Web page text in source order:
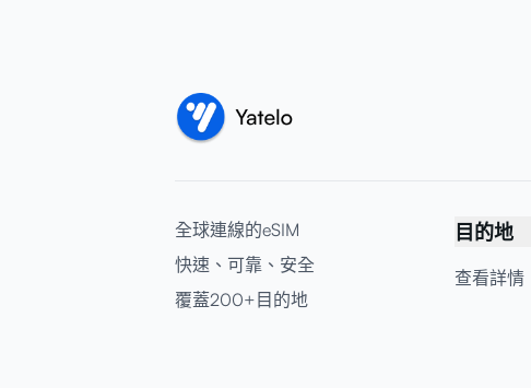
全球連線的eSIM
快速、可靠、安全
覆蓋200+目的地
目的地
查看詳情